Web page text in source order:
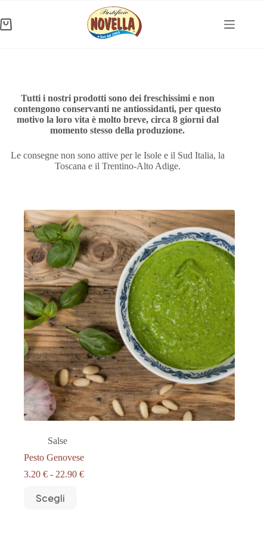
contenuto
Carrello
Tutti i nostri prodotti sono dei freschissimi e non
contengono conservanti ne antiossidanti, per questo
motivo la loro vita è molto breve, circa 8 giorni dal
momento stesso della produzione.
Le consegne non sono attive per le Isole e il Sud Italia, la
Toscana e il Trentino-Alto Adige.
Salse
Pesto Genovese
3.20 € - 22.90 €Fascia
Scegli
prodotto